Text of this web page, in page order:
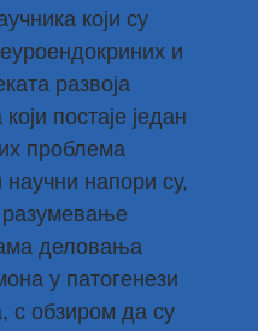
који су
и
развоја
постаје један
проблема
напори су,
разумевање
деловања
у патогенези
с обзиром да су